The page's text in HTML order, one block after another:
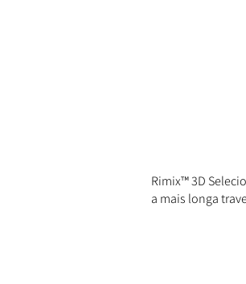
Rimix™ 3D
a mais longa